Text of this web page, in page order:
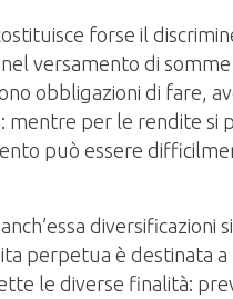
forse il
versamento di
obbligazioni di fare,
mentre per le rendite
può essere
perpetua è destinata
le diverse finalità: